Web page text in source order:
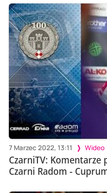
7 Marzec 2022, 13:11 Wideo
CzarniTV: Komentarze
Czarni Radom -